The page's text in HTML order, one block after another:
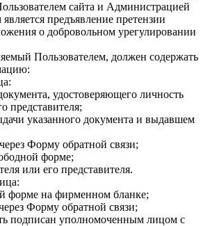
сайта и Администрацией
предъявление претензии
о добровольном урегулировании
Пользователем, должен содержать
удостоверяющего личность
представителя;
указанного документа и выдавшем
Форму обратной связи;
форме;
или его представителя.
форме на фирменном бланке;
Форму обратной связи;
подписан уполномоченным лицом с